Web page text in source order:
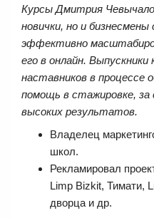
Курсы Дмитрия
новички, но и
эффективно
его в онлайн.
наставников в процессе
помощь в стажировке,
высоких результатов.
Владелец
школ.
Рекламировал
Limp Bizkit, Тимати,
дворца и др.